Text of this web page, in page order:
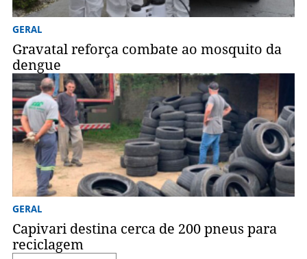
GERAL
Gravatal reforça combate ao mosquito da
dengue
GERAL
Capivari destina cerca de 200 pneus para
reciclagem